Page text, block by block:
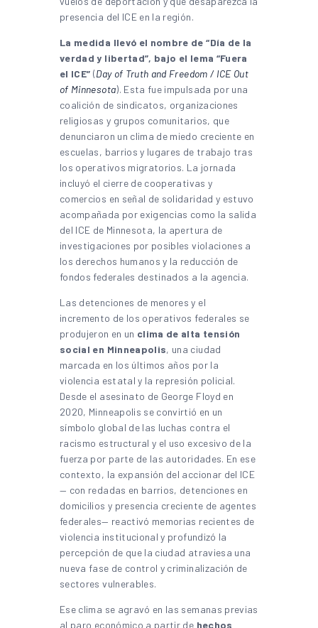
presencia del ICE en la región.
La medida llevó el nombre de “Día de la
verdad y libertad”, bajo el lema “Fuera
el ICE” (Day of Truth and Freedom / ICE Out
of Minnesota). Esta fue impulsada por una
coalición de sindicatos, organizaciones
religiosas y grupos comunitarios, que
denunciaron un clima de miedo creciente en
escuelas, barrios y lugares de trabajo tras
los operativos migratorios. La jornada
incluyó el cierre de cooperativas y
comercios en señal de solidaridad y estuvo
acompañada por exigencias como la salida
del ICE de Minnesota, la apertura de
investigaciones por posibles violaciones a
los derechos humanos y la reducción de
fondos federales destinados a la agencia.
Las detenciones de menores y el
incremento de los operativos federales se
produjeron en un clima de alta tensión
social en Minneapolis, una ciudad
marcada en los últimos años por la
violencia estatal y la represión policial.
Desde el asesinato de George Floyd en
2020, Minneapolis se convirtió en un
símbolo global de las luchas contra el
racismo estructural y el uso excesivo de la
fuerza por parte de las autoridades. En ese
contexto, la expansión del accionar del ICE
— con redadas en barrios, detenciones en
domicilios y presencia creciente de agentes
federales— reactivó memorias recientes de
violencia institucional y profundizó la
percepción de que la ciudad atraviesa una
nueva fase de control y criminalización de
sectores vulnerables.
Ese clima se agravó en las semanas previas
al paro económico a partir de hechos